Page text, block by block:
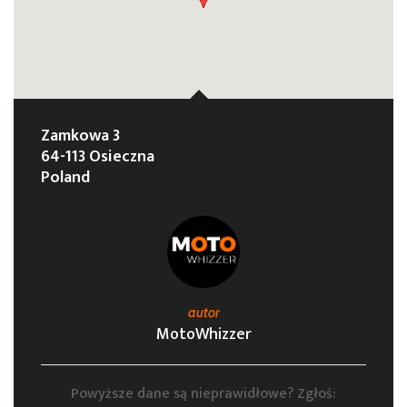
Zamkowa 3
64-113 Osieczna
Poland
autor
MotoWhizzer
Powyższe dane są nieprawidłowe? Zgłoś: